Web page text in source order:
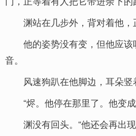
渊站在几步外，背对着他，
他的姿势没有变，但他应
音。
风速狗趴在他脚边，耳朵竖
“烬。他停在那里了。他变
渊没有回头。“他还会再出